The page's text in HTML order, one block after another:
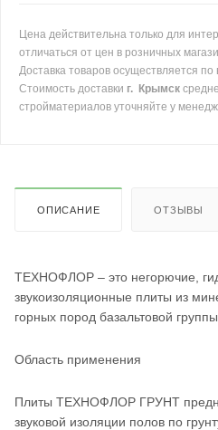
Цена действительна только для
отличаться от цен в розничных
Доставка товаров осуществляется по
Стоимость доставки г. Крымск
стройматериалов уточняйте у
ОПИСАНИЕ ОТЗЫВЫ
ТЕХНОФЛОР – это негорючие,
звукоизоляционные плиты из
горных пород базальтовой группы.
Область применения
Плиты ТЕХНОФЛОР ГРУНТ
звуковой изоляции полов по